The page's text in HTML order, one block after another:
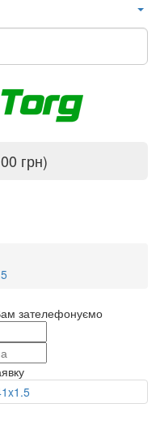
грн)
зателефонуємо